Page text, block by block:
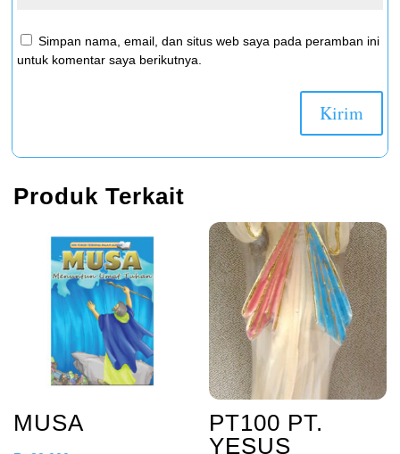
Simpan nama, email, dan situs web saya pada peramban ini
untuk komentar saya berikutnya.
Produk Terkait
MUSA
PT100 PT.
YESUS